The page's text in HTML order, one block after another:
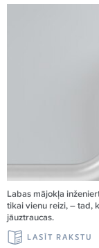
Labas mājokļa
tikai vienu reizi, – tad,
jāuztraucas.
LASĪT RAKSTU